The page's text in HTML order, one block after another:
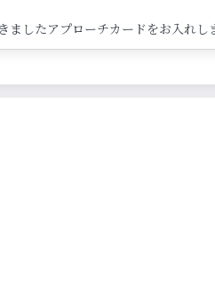
ましたアプローチカードをお入れし